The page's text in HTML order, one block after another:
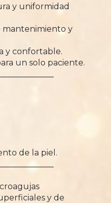
y uniformidad
mantenimiento y
y confortable.
un solo paciente.
de la piel.
y de